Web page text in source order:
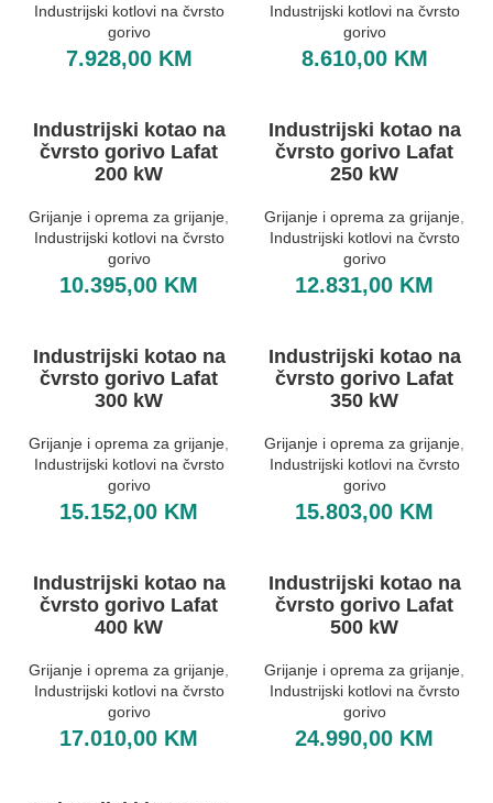
Industrijski kotlovi na čvrsto
gorivo
7.928,00 KM
Industrijski kotlovi na čvrsto
gorivo
8.610,00 KM
Industrijski kotao na
čvrsto gorivo Lafat
200 kW
Grijanje i oprema za grijanje
Industrijski kotlovi na čvrsto
gorivo
10.395,00 KM
Industrijski kotao na
čvrsto gorivo Lafat
250 kW
Grijanje i oprema za grijanje
Industrijski kotlovi na čvrsto
gorivo
12.831,00 KM
Industrijski kotao na
čvrsto gorivo Lafat
300 kW
Grijanje i oprema za grijanje
Industrijski kotlovi na čvrsto
gorivo
15.152,00 KM
Industrijski kotao na
čvrsto gorivo Lafat
350 kW
Grijanje i oprema za grijanje
Industrijski kotlovi na čvrsto
gorivo
15.803,00 KM
Industrijski kotao na
čvrsto gorivo Lafat
400 kW
Grijanje i oprema za grijanje
Industrijski kotlovi na čvrsto
gorivo
17.010,00 KM
Industrijski kotao na
čvrsto gorivo Lafat
500 kW
Grijanje i oprema za grijanje
Industrijski kotlovi na čvrsto
gorivo
24.990,00 KM